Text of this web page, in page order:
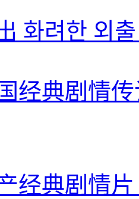
화려한 외
经典剧情
经典剧情